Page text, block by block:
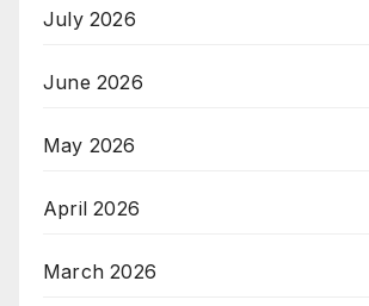
July 2026
June 2026
May 2026
April 2026
March 2026